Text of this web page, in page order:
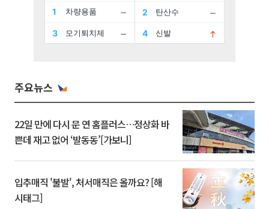
주요뉴스
22일 만에 다시 문 연 홈플러스…정상화 바
쁜데 재고 없어 ‘발동동’[가보니]
입추매직 '불발', 처서매직은 올까요? [해
시태그]